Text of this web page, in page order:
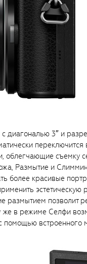
диагональю 3″ и
облегчающие съемку
Размытие и
более красивые
размытием позволит
в режиме Селфи
помощью встроенного